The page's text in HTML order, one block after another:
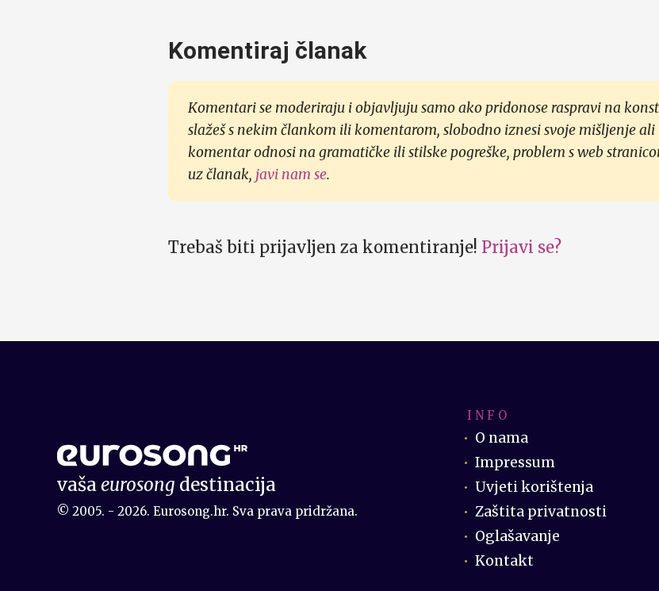
Komentiraj članak
Komentari se moderiraju i objavljuju samo ako pridonose raspravi na
slažeš s nekim člankom ili komentarom, slobodno iznesi svoje mišljenje
komentar odnosi na gramatičke ili stilske pogreške, problem s web
uz članak, javi nam se.
Trebaš biti prijavljen za komentiranje! Prijavi se?
vašaeurosong destinacija
© 2005. - 2026. Eurosong.hr. Sva prava pridržana.
I N F O
O nama
Impressum
Uvjeti korištenja
Zaštita privatnosti
Oglašavanje
Kontakt